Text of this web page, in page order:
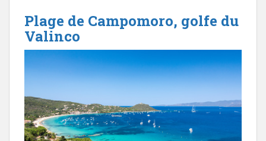
Plage de Campomoro, golfe du
Valinco